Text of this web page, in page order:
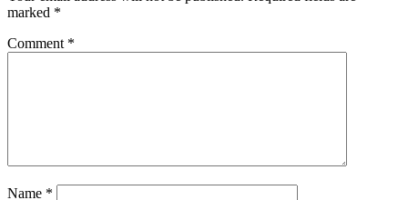
marked *
Comment *
Name *